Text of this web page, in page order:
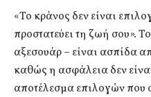
«Το κράνος δεν είναι
προστατεύει τη ζωή σου».
αξεσουάρ – είναι ασπίδα
καθώς η ασφάλεια δεν
αποτέλεσμα επιλογών που